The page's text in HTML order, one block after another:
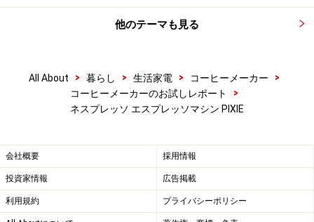
類が楽しめます。カプセルにより、豆の種類・挽き方・
粉の量が調整されているため、いつでも最適な状態のコ
が選んだ豆に限定されますが、「カプチーノ・カフェラ
テ」のように、ミルクまで含めてカプセルになっている
るので、好みの味を見つけるには十分だと感じます。
コンパクトサイズ＆豊富なカラバリでデザ
他のテーマも見る
All About > 暮らし > 生活家電 > コーヒーメーカー
>
コーヒーメーカーのお試しレポート
>
ネスプレッソ エスプレッソマシン PIXIE
会社概要 採用情報
投資家情報 広告掲載
利用規約 プライバシーポリシー